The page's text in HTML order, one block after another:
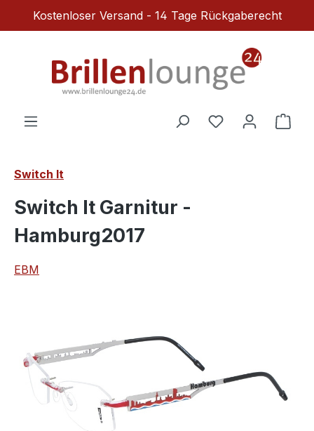
Zum Hauptinhalt springen
Kostenloser Versand - 14 Tage Rückgaberecht
Du hast 0
Switch It
Switch It Garnitur -
Hamburg2017
EBM